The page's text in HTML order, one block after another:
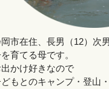
市在住、長男（12）次
育てる母です。
出かけ好きなので
もとのキャンプ・登山